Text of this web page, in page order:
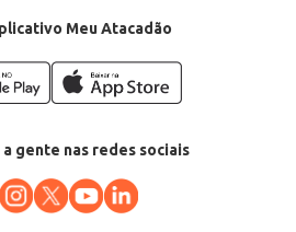
Meu Atacadão
gente nas redes sociais